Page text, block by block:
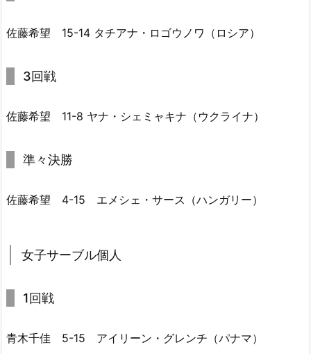
佐藤希望 15-14 タチアナ・ロゴウノワ（ロシア）
3回戦
佐藤希望 11-8 ヤナ・シェミャキナ（ウクライナ）
準々決勝
佐藤希望 4-15 エメシェ・サース（ハンガリー）
女子サーブル個人
1回戦
青木千佳 5-15 アイリーン・グレンチ（パナマ）